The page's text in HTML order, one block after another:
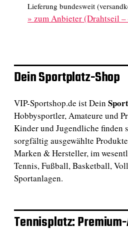
Lieferung bundesweit
»zum Anbieter (Drahtseil –
Dein Sportplatz-Shop
VIP-Sportshop.de ist Dein
Hobbysportler, Amateure und
Kinder und Jugendliche finden
sorgfältig ausgewählte
Marken & Hersteller, im
Tennis, Fußball, Basketball,
Sportanlagen.
Tennisplatz: